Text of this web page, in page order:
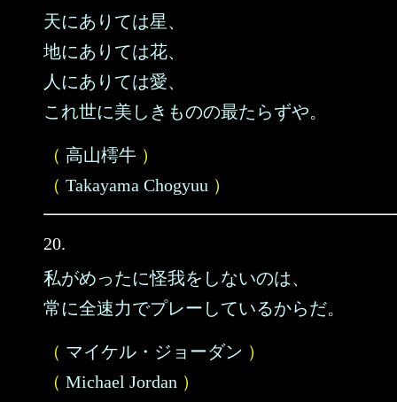
天にありては星、
地にありては花、
人にありては愛、
これ世に美しきものの最たらずや。
（ 高山樗牛 ）
（ Takayama Chogyuu ）
20.
私がめったに怪我をしないのは、
常に全速力でプレーしているからだ。
（ マイケル・ジョーダン ）
（ Michael Jordan ）